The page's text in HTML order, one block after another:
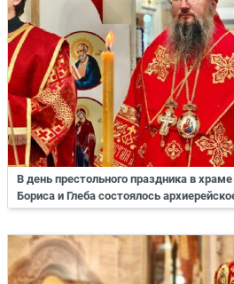
В день престольного праздника в
Бориса и Глеба состоялось